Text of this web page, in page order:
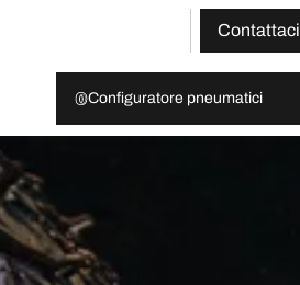
Contattaci
Configuratore pneumatici